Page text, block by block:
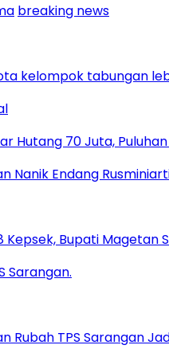
breaking news
Hutang 70 Juta,
Kepsek, Bupati Magetan
Rubah TPS Sarangan